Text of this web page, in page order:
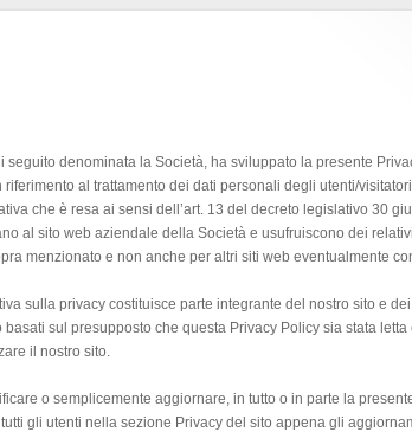
seguito denominata la Società, ha sviluppato la presente
riferimento al trattamento dei dati personali degli utenti/
che è resa ai sensi dell’art. 13 del decreto legislativo 30
al sito web aziendale della Società e usufruiscono dei
menzionato e non anche per altri siti web eventualmente
sulla privacy costituisce parte integrante del nostro sito e
basati sul presupposto che questa Privacy Policy sia stata
il nostro sito.
o semplicemente aggiornare, in tutto o in parte la
gli utenti nella sezione Privacy del sito appena gli